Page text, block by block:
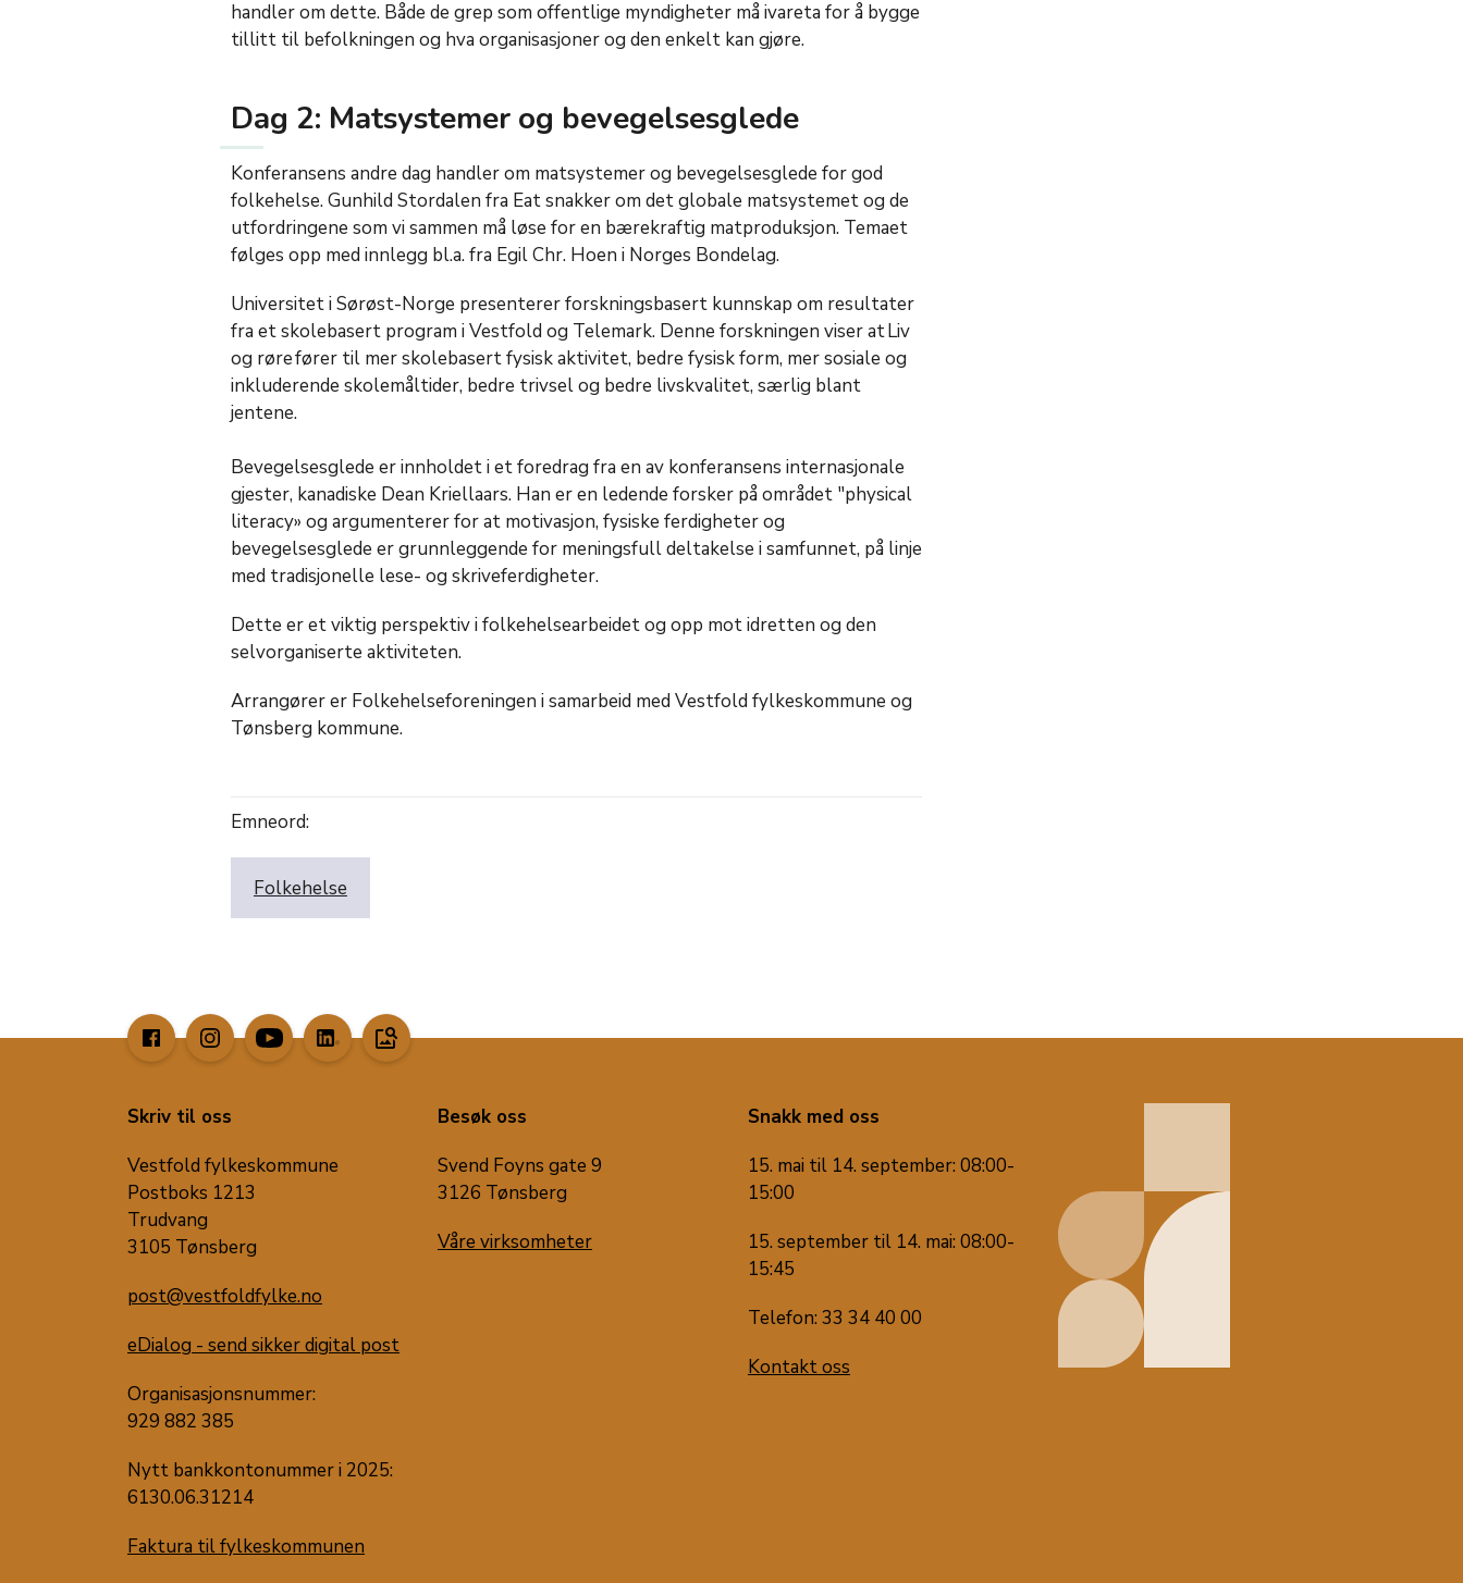
handler om dette. Både de grep som offentlige myndigheter må ivareta for å bygge
tillitt til befolkningen og hva organisasjoner og den enkelt kan gjøre.
Dag 2: Matsystemer og bevegelsesglede
Konferansens andre dag handler om matsystemer og bevegelsesglede for god
folkehelse. Gunhild Stordalen fra Eat snakker om det globale matsystemet og de
utfordringene som vi sammen må løse for en bærekraftig matproduksjon. Temaet
følges opp med innlegg bl.a. fra Egil Chr. Hoen i Norges Bondelag.
Universitet i Sørøst-Norge presenterer forskningsbasert kunnskap om resultater
fra et skolebasert program i Vestfold og Telemark. Denne forskningen viser at Liv
og røre fører til mer skolebasert fysisk aktivitet, bedre fysisk form, mer sosiale og
inkluderende skolemåltider, bedre trivsel og bedre livskvalitet, særlig blant
jentene.
Bevegelsesglede er innholdet i et foredrag fra en av konferansens internasjonale
gjester, kanadiske Dean Kriellaars. Han er en ledende forsker på området "physical
literacy» og argumenterer for at motivasjon, fysiske ferdigheter og
bevegelsesglede er grunnleggende for meningsfull deltakelse i samfunnet, på linje
med tradisjonelle lese- og skriveferdigheter.
Dette er et viktig perspektiv i folkehelsearbeidet og opp mot idretten og den
selvorganiserte aktiviteten.
Arrangører er Folkehelseforeningen i samarbeid med Vestfold fylkeskommune og
Tønsberg kommune.
Emneord:
Folkehelse
image_search
Skriv til oss
Vestfold fylkeskommune
Postboks 1213
Trudvang
3105 Tønsberg
post@vestfoldfylke.no
eDialog - send sikker digital post
Organisasjonsnummer:
929 882 385
Nytt bankkontonummer i 2025:
6130.06.31214
Faktura til fylkeskommunen
Besøk oss
Svend Foyns gate 9
3126 Tønsberg
Våre virksomheter
Snakk med oss
15. mai til 14. september: 08:00-
15:00
15. september til 14. mai: 08:00-
15:45
Telefon: 33 34 40 00
Kontakt oss